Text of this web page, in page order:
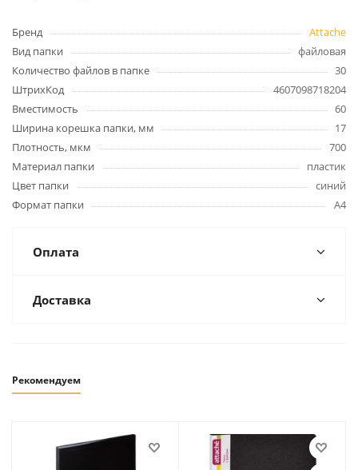
Бренд
Attache
Вид папки
файловая
Количество файлов в папке
30
ШтрихКод
4607098718204
Вместимость
60
Ширина корешка папки, мм
17
Плотность, мкм
700
Материал папки
пластик
Цвет папки
синий
Формат папки
А4
Оплата
Доставка
Рекомендуем